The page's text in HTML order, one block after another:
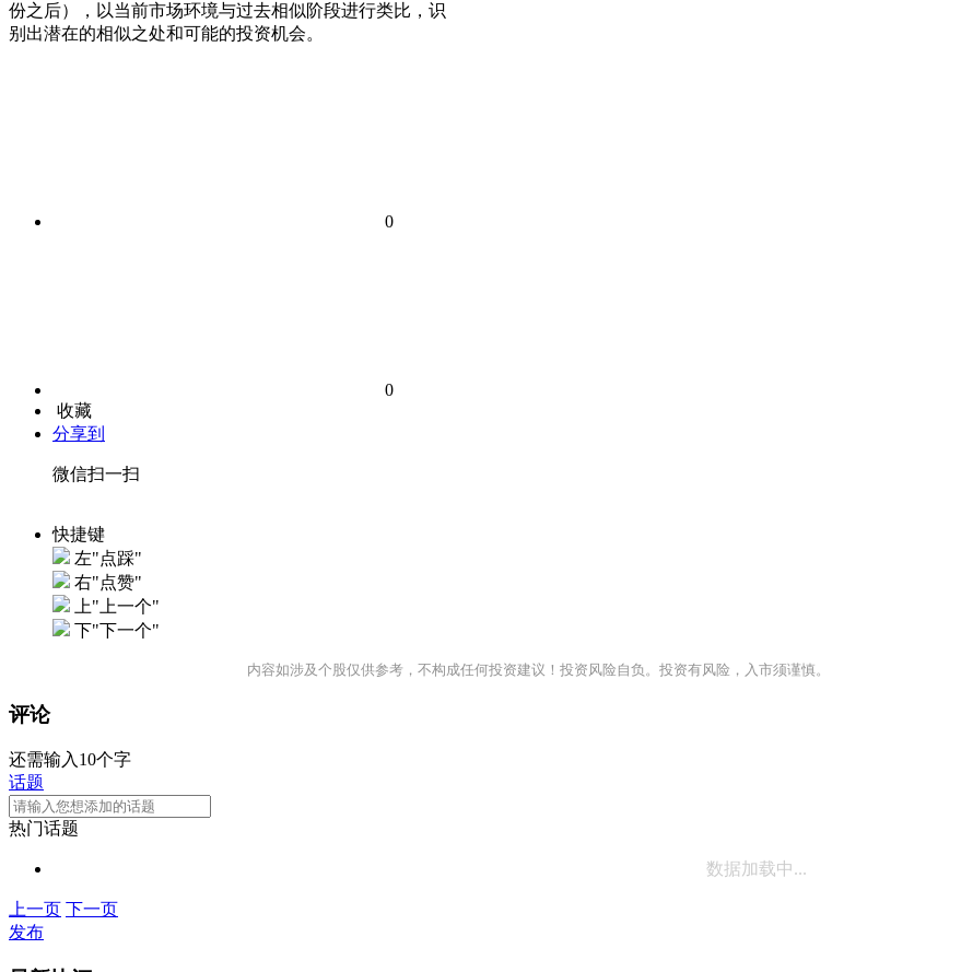
份之后），以当前市场环境与过去相似阶段进行类比，识
别出潜在的相似之处和可能的投资机会。
0
0
收藏
分享到
微信扫一扫
快捷键
左"点踩"
右"点赞"
上"上一个"
下"下一个"
内容如涉及个股仅供参考，不构成任何投资建议！投资风险自负。投资有风险，入市须谨慎。
评论
还需输入10个字
话题
热门话题
数据加载中...
上一页 下一页
发布